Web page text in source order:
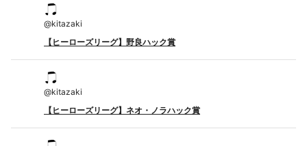
@kitazaki
【ヒーローズリーグ】野良ハック賞
@kitazaki
【ヒーローズリーグ】ネオ・ノラハック賞